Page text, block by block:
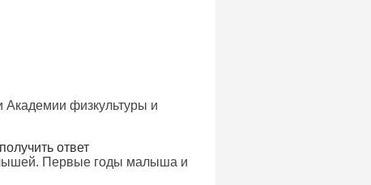
Академии физкультуры и
ответ
Первые годы малыша и